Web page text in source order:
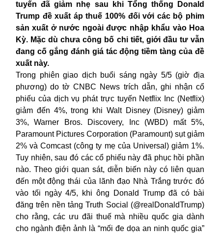
tuyến đã giảm nhẹ sau khi Tổng thống Donald
Trump đề xuất áp thuế 100% đối với các bộ phim
sản xuất ở nước ngoài được nhập khẩu vào Hoa
Kỳ. Mặc dù chưa công bố chi tiết, giới đầu tư vẫn
đang cố gắng đánh giá tác động tiềm tàng của đề
xuất này.
Trong phiên giao dịch buổi sáng ngày 5/5 (giờ địa
phương) do tờ CNBC News trích dẫn, ghi nhận cổ
phiếu của dịch vụ phát trực tuyến Netflix Inc (Netflix)
giảm đến 4%, trong khi Walt Disney (Disney) giảm
3%, Warner Bros. Discovery, Inc (WBD) mất 5%,
Paramount Pictures Corporation (Paramount) sụt giảm
2% và Comcast (công ty mẹ của Universal) giảm 1%.
Tuy nhiên, sau đó các cổ phiếu này đã phục hồi phần
nào. Theo giới quan sát, diễn biến này có liên quan
đến một động thái của lãnh đạo Nhà Trắng trước đó
vào tối ngày 4/5, khi ông Donald Trump đã có bài
đăng trên nền tảng Truth Social (@realDonaldTrump)
cho rằng, các ưu đãi thuế mà nhiều quốc gia dành
cho ngành điện ảnh là “mối đe dọa an ninh quốc gia”